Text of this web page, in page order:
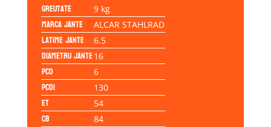
Greutate 9 kg
Marca jante ALCAR STAHLRAD
Latime jante 6.5
Diametru jante16
PCD 6
PCD1 130
ET 54
CB 84